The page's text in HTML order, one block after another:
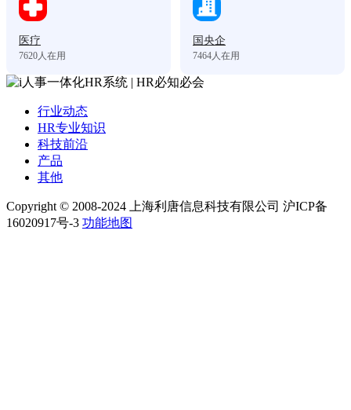
医疗
7620人在用
国央企
7464人在用
行业动态
HR专业知识
科技前沿
产品
其他
Copyright © 2008-2024 上海利唐信息科技有限公司 沪ICP备
16020917号-3 功能地图